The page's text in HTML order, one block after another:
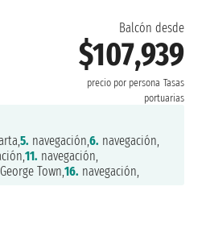
Balcón desde
$107,939
precio por persona Tasas
portuarias
5. navegación,6. navegación,
11. navegación,
George Town,16. navegación,